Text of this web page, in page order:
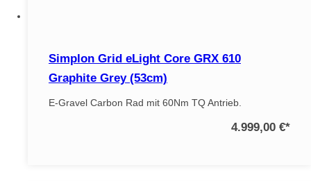
Simplon Grid eLight Core GRX 610
Graphite Grey (53cm)
E-Gravel Carbon Rad mit 60Nm TQ Antrieb.
4.999,00 €*